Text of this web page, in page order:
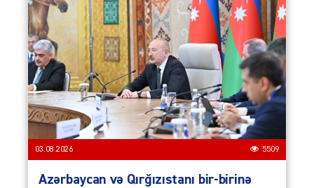
03.08.2026 5509
Azərbaycan və Qırğızıstanı bir-birinə